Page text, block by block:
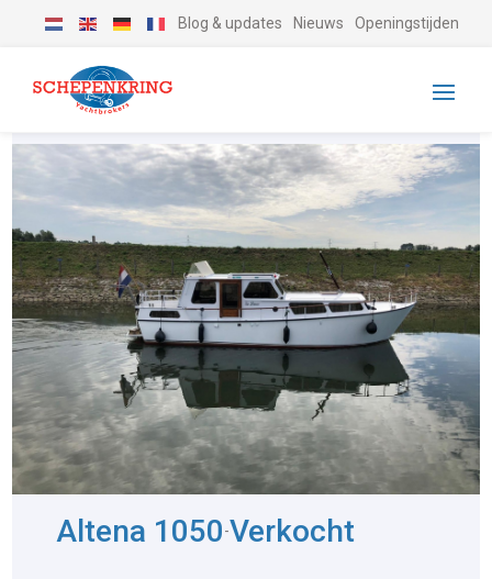
Blog & updates Nieuws Openingstijden
Altena 1050-Verkocht